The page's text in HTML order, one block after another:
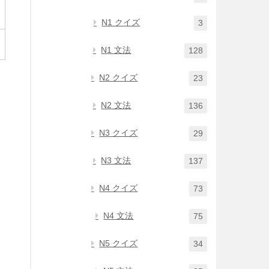
N1 クイズ 3
N1 文法 128
N2 クイズ 23
N2 文法 136
N3 クイズ 29
N3 文法 137
N4 クイズ 73
N4 文法 75
N5 クイズ 34